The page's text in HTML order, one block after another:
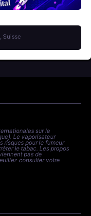
Suisse
sur le
Le vaporisateur
risques pour le fumeur
le tabac. Les propos
pas de
consulter votre